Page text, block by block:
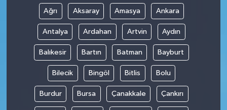
Ağrı Aksaray Amasya Ankara
Antalya Ardahan Artvin Aydın
Balıkesir Bartın Batman Bayburt
Bilecik Bingöl Bitlis Bolu
Burdur Bursa Çanakkale Çankırı